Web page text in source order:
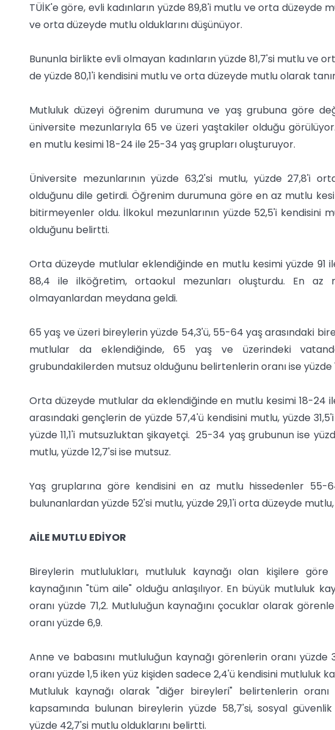
TÜİK'e göre, evli kadınların yüzde 89,8'i mutlu ve orta düzeyde
ve orta düzeyde mutlu olduklarını düşünüyor.
Bununla birlikte evli olmayan kadınların yüzde 81,7'si mutlu ve
de yüzde 80,1'i kendisini mutlu ve orta düzeyde mutlu olarak
Mutluluk düzeyi öğrenim durumuna ve yaş grubuna göre
üniversite mezunlarıyla 65 ve üzeri yaştakiler olduğu
en mutlu kesimi 18-24 ile 25-34 yaş grupları oluşturuyor.
Üniversite mezunlarının yüzde 63,2'si mutlu, yüzde 27,8'i
olduğunu dile getirdi. Öğrenim durumuna göre en az mutlu
bitirmeyenler oldu. İlkokul mezunlarının yüzde 52,5'i kendisini
olduğunu belirtti.
Orta düzeyde mutlular eklendiğinde en mutlu kesimi yüzde 91
88,4 ile ilköğretim, ortaokul mezunları oluşturdu. En az
olmayanlardan meydana geldi.
65 yaş ve üzeri bireylerin yüzde 54,3'ü, 55-64 yaş arasındaki
mutlular da eklendiğinde, 65 yaş ve üzerindeki
grubundakilerden mutsuz olduğunu belirtenlerin oranı ise yüzde
Orta düzeyde mutlular da eklendiğinde en mutlu kesimi 18-24
arasındaki gençlerin de yüzde 57,4'ü kendisini mutlu, yüzde
yüzde 11,1'i mutsuzluktan şikayetçi. 25-34 yaş grubunun ise
mutlu, yüzde 12,7'si ise mutsuz.
Yaş gruplarına göre kendisini en az mutlu hissedenler 55-
bulunanlardan yüzde 52'si mutlu, yüzde 29,1'i orta düzeyde mutlu,
AİLE MUTLU EDİYOR
Bireylerin mutlulukları, mutluluk kaynağı olan kişilere
kaynağının "tüm aile" olduğu anlaşılıyor. En büyük mutluluk
oranı yüzde 71,2. Mutluluğun kaynağını çocuklar olarak
oranı yüzde 6,9.
Anne ve babasını mutluluğun kaynağı görenlerin oranı
oranı yüzde 1,5 iken yüz kişiden sadece 2,4'ü kendisini mutluluk
Mutluluk kaynağı olarak "diğer bireyleri" belirtenlerin oranı
kapsamında bulunan bireylerin yüzde 58,7'si, sosyal
yüzde 42,7'si mutlu olduklarını belirtti.